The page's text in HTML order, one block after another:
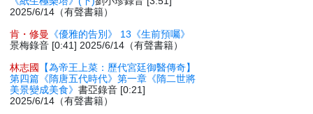
2025/6/14（有聲書籍）
肯・修曼
《優雅的告別》 13《生前預囑》
景梅錄音 [0:41] 2025/6/14（有聲書籍）
林志國
【為帝王上菜：歷代宮廷御醫傳奇】
第四篇《隋唐五代時代》第一章《隋二世將
美景變成美食》書亞錄音 [0:21]
2025/6/14（有聲書籍）